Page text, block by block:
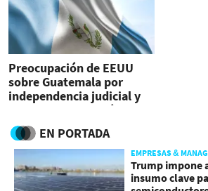
Preocupación de EEUU
sobre Guatemala por
independencia judicial y
lucha anticorrupción
EN PORTADA
EMPRESAS &
Trump impone
insumo clave